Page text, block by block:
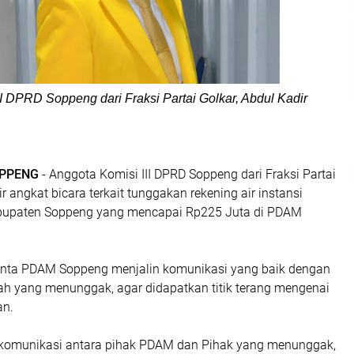
DPRD Soppeng dari Fraksi Partai Golkar, Abdul Kadir
- Anggota Komisi III DPRD Soppeng dari Fraksi Partai
angkat bicara terkait tunggakan rekening air instansi
Soppeng yang mencapai Rp225 Juta di PDAM
PDAM Soppeng menjalin komunikasi yang baik dengan
yang menunggak, agar didapatkan titik terang mengenai
antara pihak PDAM dan Pihak yang menunggak,